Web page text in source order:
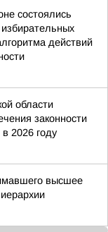
состоялись
действий
области
законности
2026 году
высшее